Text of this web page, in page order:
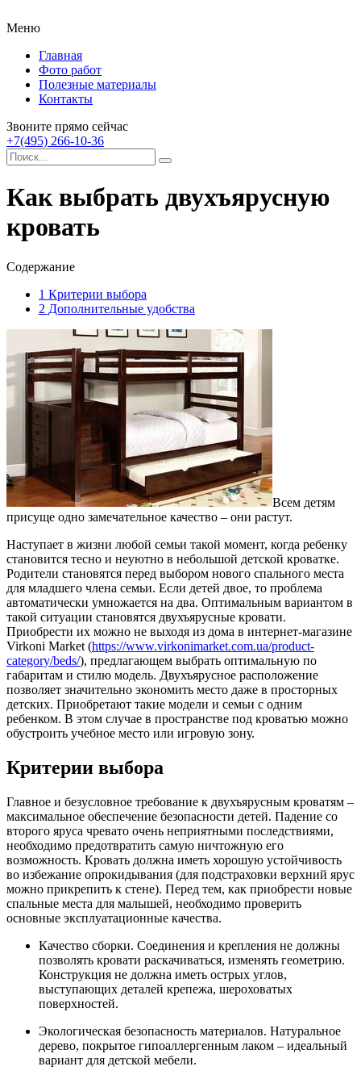
Меню
Главная
Фото работ
Полезные материалы
Контакты
Звоните прямо сейчас
+7(495) 266-10-36
Как выбрать двухъярусную
кровать
Содержание
1 Критерии выбора
2 Дополнительные удобства
Всем детям
присуще одно замечательное качество – они растут.
Наступает в жизни любой семьи такой момент, когда ребенку
становится тесно и неуютно в небольшой детской кроватке.
Родители становятся перед выбором нового спального места
для младшего члена семьи. Если детей двое, то проблема
автоматически умножается на два. Оптимальным вариантом в
такой ситуации становятся двухъярусные кровати.
Приобрести их можно не выходя из дома в интернет-магазине
Virkoni Market (https://www.virkonimarket.com.ua/product-
category/beds/), предлагающем выбрать оптимальную по
габаритам и стилю модель. Двухъярусное расположение
позволяет значительно экономить место даже в просторных
детских. Приобретают такие модели и семьи с одним
ребенком. В этом случае в пространстве под кроватью можно
обустроить учебное место или игровую зону.
Критерии выбора
Главное и безусловное требование к двухъярусным кроватям –
максимальное обеспечение безопасности детей. Падение со
второго яруса чревато очень неприятными последствиями,
необходимо предотвратить самую ничтожную его
возможность. Кровать должна иметь хорошую устойчивость
во избежание опрокидывания (для подстраховки верхний ярус
можно прикрепить к стене). Перед тем, как приобрести новые
спальные места для малышей, необходимо проверить
основные эксплуатационные качества.
Качество сборки. Соединения и крепления не должны
позволять кровати раскачиваться, изменять геометрию.
Конструкция не должна иметь острых углов,
выступающих деталей крепежа, шероховатых
поверхностей.
Экологическая безопасность материалов. Натуральное
дерево, покрытое гипоаллергенным лаком – идеальный
вариант для детской мебели.